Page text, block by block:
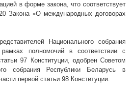
в форме закона, что соответствует
Закона «О международных договорах
Национального собрания
полномочий в соответствии с
97 Конституции, одобрен Советом
собрания Республики Беларусь в
первой статьи 98 Конституции.